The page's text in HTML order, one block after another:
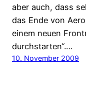
aber auch, dass
das Ende von
einem neuen
durchstarten“.…
10. November 2009